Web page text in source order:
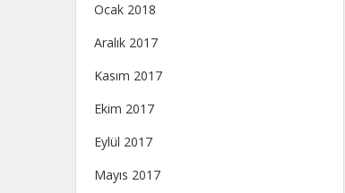
Ocak 2018
Aralık 2017
Kasım 2017
Ekim 2017
Eylül 2017
Mayıs 2017